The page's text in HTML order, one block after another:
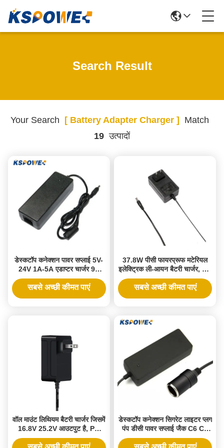
Search Result
Your Search [ Battery Adapter Charger ]
Match
19 उत्पादों
डेस्कटॉप कनेक्शन पावर सप्लाई 5V-
24V 1A-5A एडाप्टर चार्जर 9V
12V 24V DC कनेक्टर
5.5*2.1mm 153*60*38mm के
सबसे अच्छी कीमत पाएं
37.8W पीसी फायरप्रूफ मटेरियल
इलेक्ट्रिक ली-आयन बैटरी चार्जर, AU
EU US सॉकेट और 12.6V 3A
आउटपुट के लिए
सबसे अच्छी कीमत पाएं
वॉल माउंट लिथियम बैटरी चार्जर जिसमें
16.8V 25.2V आउटपुट है, PC
फायरप्रूफ सामग्री
डेस्कटॉप कनेक्शन सिगरेट लाइटर प्लग
पंप डीसी पावर सप्लाई जैक C6 C8
C14 सॉकेट एडाप्टर 12V 19V 24V